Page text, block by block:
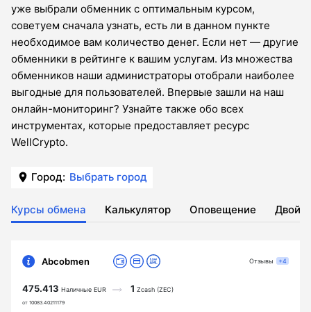
уже выбрали обменник с оптимальным курсом,
советуем сначала узнать, есть ли в данном пункте
необходимое вам количество денег. Если нет — другие
обменники в рейтинге к вашим услугам. Из множества
обменников наши администраторы отобрали наиболее
выгодные для пользователей. Впервые зашли на наш
онлайн-мониторинг? Узнайте также обо всех
инструментах, которые предоставляет ресурс
WellCrypto.
Город: Выбрать город
Курсы обмена Калькулятор Оповещение
Abcobmen
475.413 Наличные EUR
от 10083.40211179
1 Zcash (ZEC)
Отзывы +4